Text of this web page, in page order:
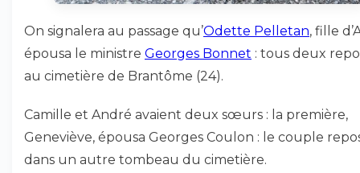
On signalera au passage qu’Odette Pelletan, fille
épousa le ministre Georges Bonnet : tous deux
au cimetière de Brantôme (24).
Camille et André avaient deux sœurs : la première,
Geneviève, épousa Georges Coulon : le couple
dans un autre tombeau du cimetière.